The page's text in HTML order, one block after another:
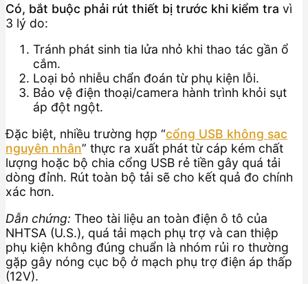
Có, bắt buộc phải rút thiết bị trước khi kiểm tra vì
3 lý do:
Tránh phát sinh tia lửa nhỏ khi thao tác gần ổ
cắm.
Loại bỏ nhiễu chẩn đoán từ phụ kiện lỗi.
Bảo vệ điện thoại/camera hành trình khỏi sụt
áp đột ngột.
Đặc biệt, nhiều trường hợp “cổng USB không sạc
nguyên nhân” thực ra xuất phát từ cáp kém chất
lượng hoặc bộ chia cổng USB rẻ tiền gây quá tải
dòng đỉnh. Rút toàn bộ tải sẽ cho kết quả đo chính
xác hơn.
Dẫn chứng: Theo tài liệu an toàn điện ô tô của
NHTSA (U.S.), quá tải mạch phụ trợ và can thiệp
phụ kiện không đúng chuẩn là nhóm rủi ro thường
gặp gây nóng cục bộ ở mạch phụ trợ điện áp thấp
(12V).